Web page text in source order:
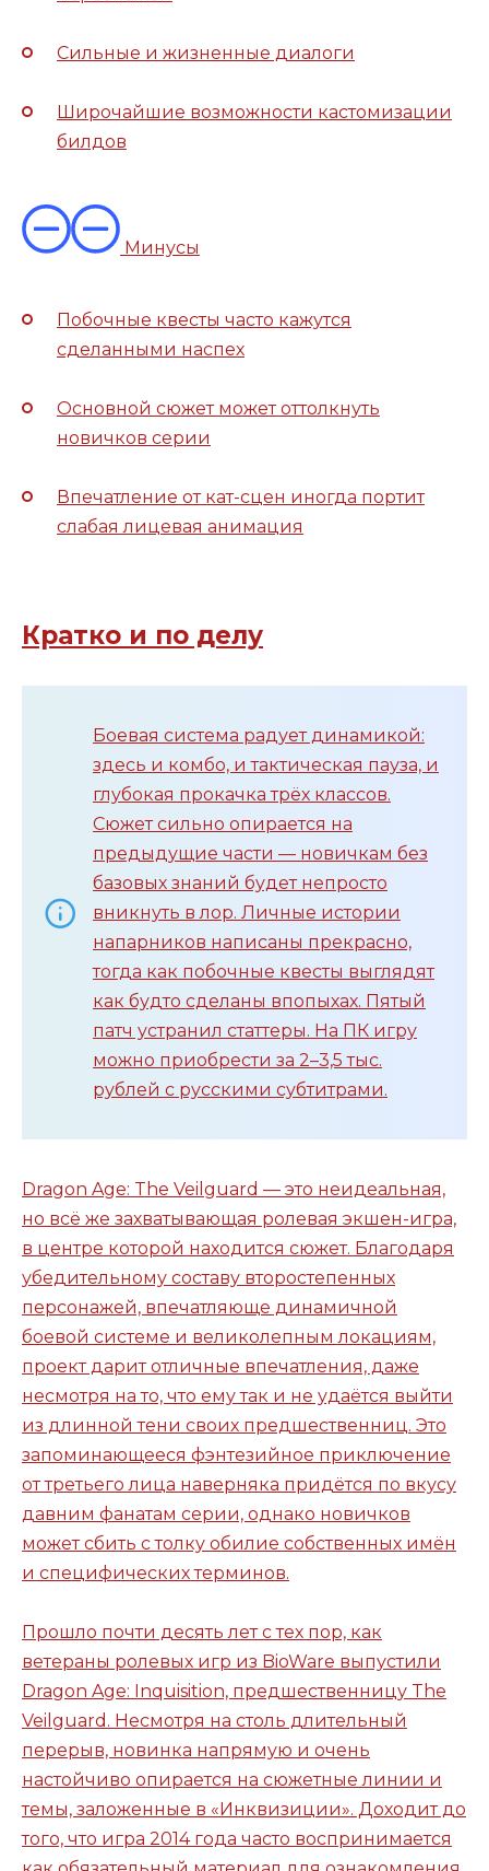
Сильные и жизненные диалоги
Широчайшие возможности кастомизации
билдов
Минусы
Побочные квесты часто кажутся
сделанными наспех
Основной сюжет может оттолкнуть
новичков серии
Впечатление от кат-сцен иногда портит
слабая лицевая анимация
Кратко и по делу
Боевая система радует динамикой:
здесь и комбо, и тактическая пауза, и
глубокая прокачка трёх классов.
Сюжет сильно опирается на
предыдущие части — новичкам без
базовых знаний будет непросто
вникнуть в лор. Личные истории
напарников написаны прекрасно,
тогда как побочные квесты выглядят
как будто сделаны впопыхах. Пятый
патч устранил статтеры. На ПК игру
можно приобрести за 2–3,5 тыс.
рублей с русскими субтитрами.
Dragon Age: The Veilguard — это неидеальная,
но всё же захватывающая ролевая экшен-игра,
в центре которой находится сюжет. Благодаря
убедительному составу второстепенных
персонажей, впечатляюще динамичной
боевой системе и великолепным локациям,
проект дарит отличные впечатления, даже
несмотря на то, что ему так и не удаётся выйти
из длинной тени своих предшественниц. Это
запоминающееся фэнтезийное приключение
от третьего лица наверняка придётся по вкусу
давним фанатам серии, однако новичков
может сбить с толку обилие собственных имён
и специфических терминов.
Прошло почти десять лет с тех пор, как
ветераны ролевых игр из BioWare выпустили
Dragon Age: Inquisition, предшественницу The
Veilguard. Несмотря на столь длительный
перерыв, новинка напрямую и очень
настойчиво опирается на сюжетные линии и
темы, заложенные в «Инквизиции». Доходит до
того, что игра 2014 года часто воспринимается